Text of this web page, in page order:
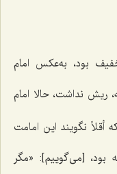
بود، به‌عکس امام
ریش نداشت، حالا امام
نگویند این امامت
بود، [می‌گوییم]: «مگر